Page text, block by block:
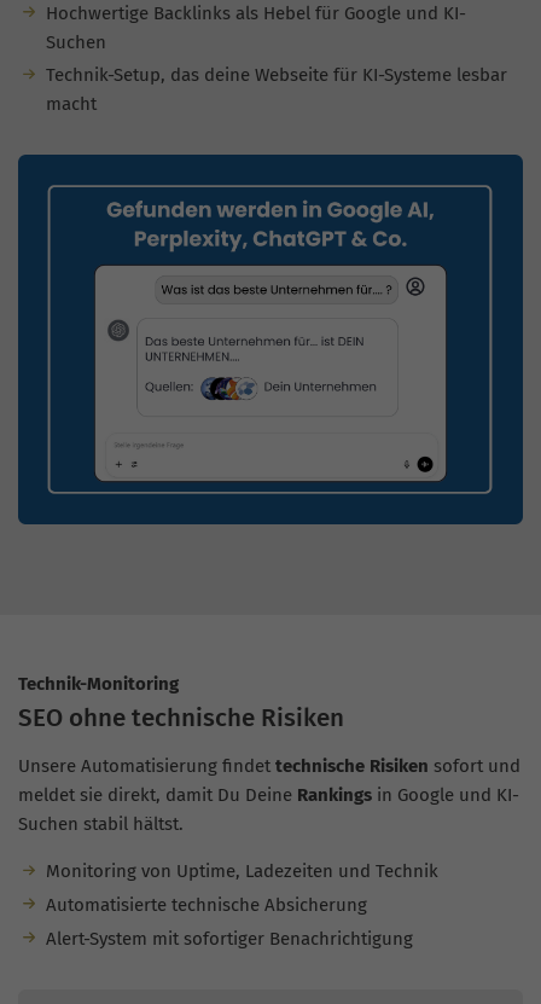
Hochwertige Backlinks als Hebel für Google und KI-
Suchen
Technik-Setup, das deine Webseite für KI-Systeme lesbar
macht
Technik-Monitoring
SEO ohne technische Risiken
Unsere Automatisierung findet technische Risiken sofort und
meldet sie direkt, damit Du Deine Rankings in Google und KI-
Suchen stabil hältst.
Monitoring von Uptime, Ladezeiten und Technik
Automatisierte technische Absicherung
Alert-System mit sofortiger Benachrichtigung